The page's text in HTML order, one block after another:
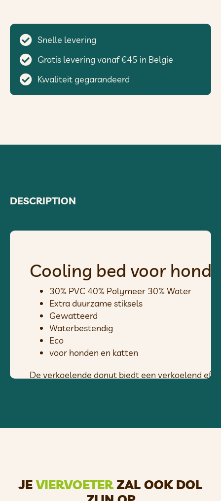
Snelle levering
Gratis levering vanaf €45 in België
Kwaliteit gegarandeerd
DESCRIPTION
Cooling bed voor
30% PVC 40% Polymeer 30% Water
Extra duurzame stiksels
Gewatteerd
Waterbestendig
Eco
voor honden en katten
De verkoelende donut biedt een verkoelend
Je kunt de pad in de koelkast leggen om het
JEVIERVOETERZAL OOK DOL